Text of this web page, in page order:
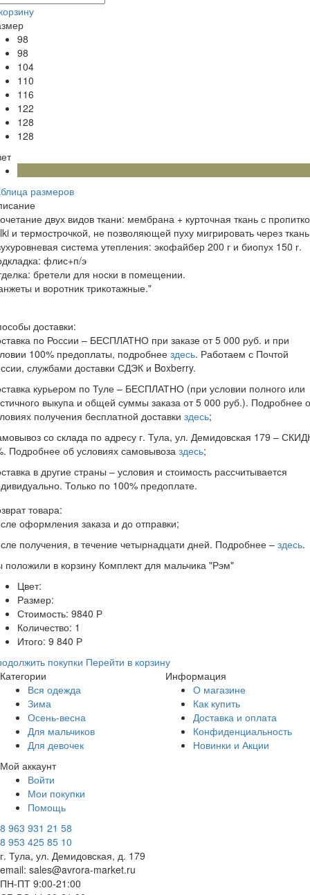
98
98
104
110
116
122
128
128
размеров
двух видов ткани: мембрана + курточная ткань с
и термострочкой, не позволяющей пуху мигрировать через
система утепления: экофайбер 200 г и биопух 150 г.
флис+п/э
бретели для носки в помещении.
и воротник трикотажные."
доставки:
по России – БЕСПЛАТНО при заказе от 5 000 руб. и при
100% предоплаты, подробнее здесь. Работаем с Почтой
службами доставки СДЭК и Boxberry.
курьером по Туле – БЕСПЛАТНО (при условии полного или
выкупа и общей суммы заказа от 5 000 руб.). Подробнее
получения бесплатной доставки здесь;
со склада по адресу г. Тула, ул. Демидовская 179 –
Подробнее об условиях самовывоза здесь;
в другие страны – условия и стоимость рассчитывается
Только по 100% предоплате.
товара:
оформления заказа и до отправки;
получения, в течение четырнадцати дней. Подробнее – здесь.
положили в корзину Комплект для мальчика "Рэм"
Цвет:
Размер:
Стоимость: 9840 Р
Количество: 1
Итого: 9 840 Р
покупки Перейти в корзину
Категории
Вся одежда
Зима
Осень-весна
Для мальчиков
Для девочек
Информация
О магазине
Как купить
Доставка и оплата
Конфиденциальность
Новинки и Акции
Мой аккаунт
Войти
Мои покупки
Помощь
8 963 931 21 58
8 953 425 85 10
г. Тула, ул. Демидовская, д. 179
email: sales@avrora-market.ru
ПН-ПТ 9:00-21:00